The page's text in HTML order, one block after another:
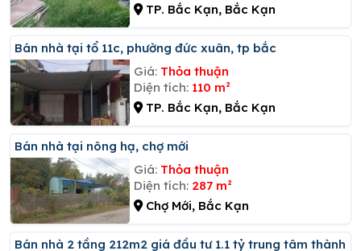
TP. Bắc Kạn, Bắc Kạn
Bán nhà tại tổ 11c, phường đức xuân, tp bắc
Giá: Thỏa thuận
Diện tích: 110 m²
TP. Bắc Kạn, Bắc Kạn
Bán nhà tại nông hạ, chợ mới
Giá: Thỏa thuận
Diện tích: 287 m²
Chợ Mới, Bắc Kạn
Bán nhà 2 tầng 212m2 giá đầu tư 1.1 tỷ trung tâm thành